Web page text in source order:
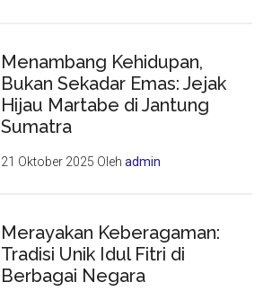
Menambang Kehidupan,
Bukan Sekadar Emas: Jejak
Hijau Martabe di Jantung
Sumatra
21 Oktober 2025 Olehadmin
Merayakan Keberagaman:
Tradisi Unik Idul Fitri di
Berbagai Negara